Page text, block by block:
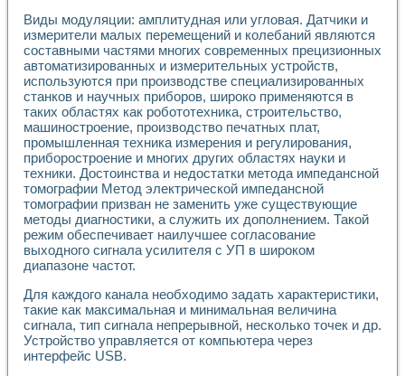
Лабораторные практикумы по информационно-
Виртуальный измеритель частотных характеристик на
Лабораторный практикум по основам теории Коммутации
Разработка виртуальной лабораторной работы
Виртуальные практикумы по электротехнике в среде
Из опыта внедрения в рамках национального проекта
Исследование эффективности решателей
Опыт разработки LabVIEW лабораторных практикумов
Проблемы повышения качества образования и
Развитие LabVIEW лабораторного практикума по
Разработка виртуальной лаборатории по электротехнике
Усовершенствованные алгоритмы частотного анализа
Об опыте работы учебного центра «Технологии
Технологии NI в магистерской программе «Прикладная
Система диагностики двигателей постоянного тока
Лабораторный практикум по курсу ИИС на базе
Партнеры
Академические и отраслевые институты
Учебные заведения
Виды модуляции: амплитудная или угловая. Датчики и
измерители малых перемещений и колебаний являются
составными частями многих современных прецизионных
автоматизированных и измерительных устройств,
используются при производстве специализированных
станков и научных приборов, широко применяются в
таких областях как робототехника, строительство,
машиностроение, производство печатных плат,
промышленная техника измерения и регулирования,
приборостроение и многих других областях науки и
техники. Достоинства и недостатки метода импедансной
томографии Метод электрической импедансной
томографии призван не заменить уже существующие
методы диагностики, а служить их дополнением. Такой
режим обеспечивает наилучшее согласование
выходного сигнала усилителя с УП в широком
диапазоне частот.
Для каждого канала необходимо задать характеристики,
такие как максимальная и минимальная величина
сигнала, тип сигнала непрерывной, несколько точек и др.
Устройство управляется от компьютера через
интерфейс USB.